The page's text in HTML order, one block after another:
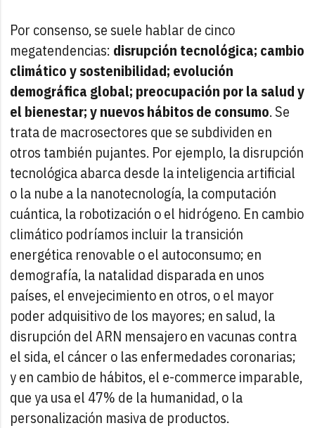
Por consenso, se suele hablar de cinco
megatendencias: disrupción tecnológica; cambio
climático y sostenibilidad; evolución
demográfica global; preocupación por la salud y
el bienestar; y nuevos hábitos de consumo. Se
trata de macrosectores que se subdividen en
otros también pujantes. Por ejemplo, la disrupción
tecnológica abarca desde la inteligencia artificial
o la nube a la nanotecnología, la computación
cuántica, la robotización o el hidrógeno. En cambio
climático podríamos incluir la transición
energética renovable o el autoconsumo; en
demografía, la natalidad disparada en unos
países, el envejecimiento en otros, o el mayor
poder adquisitivo de los mayores; en salud, la
disrupción del ARN mensajero en vacunas contra
el sida, el cáncer o las enfermedades coronarias;
y en cambio de hábitos, el e-commerce imparable,
que ya usa el 47% de la humanidad, o la
personalización masiva de productos.